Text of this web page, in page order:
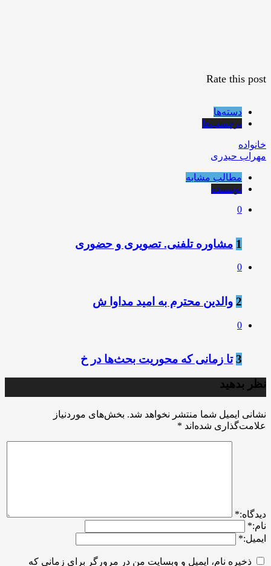
Rate this post
دسته‌ها
برچسب‌ها
خانواده
مهراب حیدری
مطالب مشابه
نویسنده
0
1 مشاوره تلفنی. تصویری و حضوری
0
2 والدین محترم به امید مداوا ش
0
3 تا زمانی که محوریت بحث‌ها در خ
نظر بدهید
نشانی ایمیل شما منتشر نخواهد شد. بخش‌های موردنیاز
علامت‌گذاری شده‌اند *
ديدگاه:*
نام:*
ایمیل:*
ذخیره نام، ایمیل و وبسایت من در مرورگر برای زمانی که